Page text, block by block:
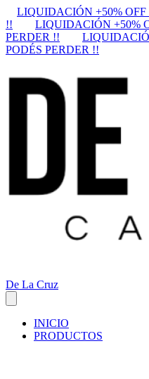
LIQUIDACIÓN +50%
!!
LIQUIDACIÓN +50%
PERDER !!
PODÉS PERDER !!
De La Cruz
INICIO
PRODUCTOS